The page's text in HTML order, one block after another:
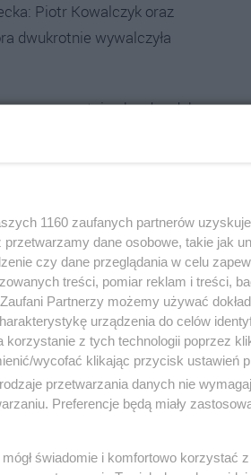
Piotr Kowalczyk oraz
dwukrotnie wywalczyła
prezentując bardzo dobrą
dowolnym, gdzie ponownie
na arenie
jak i swoje miasto.
1160 zaufanych partnerów
dane osobowe, takie jak
czy dane przeglądania w celu
treści, pomiar reklam i treści,
Partnerzy możemy używać
urządzenia do celów
z tych technologii poprzez
wycofać klikając przycisk ustawień
przetwarzania danych nie
Preferencje będą miały
świadomie i komfortowo korzystać